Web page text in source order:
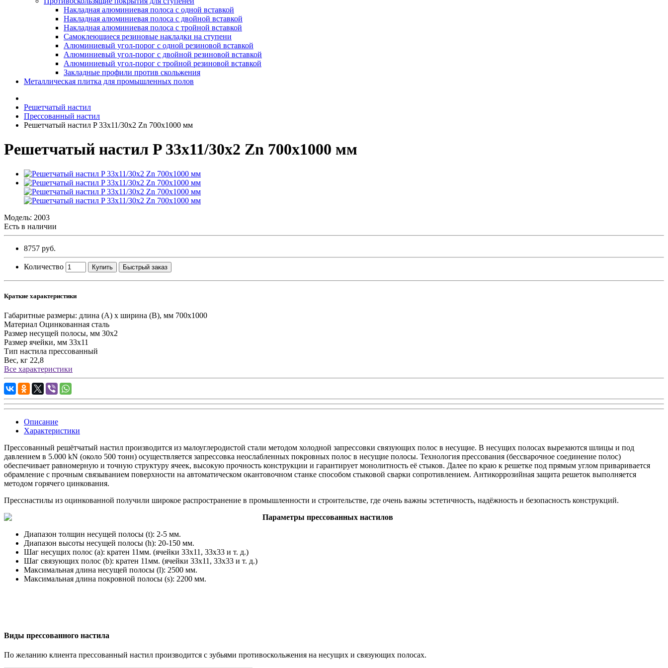
Накладная алюминиевая полоса с одной вставкой
Накладная алюминиевая полоса с двойной вставкой
Накладная алюминиевая полоса с тройной вставкой
Самоклеющиеся резиновые накладки на ступени
Алюминиевый угол-порог с одной резиновой вставкой
Алюминиевый угол-порог с двойной резиновой вставкой
Алюминиевый угол-порог с тройной резиновой вставкой
Закладные профили против скольжения
Металлическая плитка для промышленных полов
Решетчатый настил
Прессованный настил
Решетчатый настил P 33х11/30х2 Zn 700х1000 мм
Решетчатый настил P 33х11/30х2 Zn 700х1000 мм
Модель: 2003
Есть в наличии
8757 руб.
Количество Купить Быстрый заказ
Краткие характеристики
Габаритные размеры: длина (А) х ширина (В), мм 700х1000
Материал Оцинкованная сталь
Размер несущей полосы, мм 30х2
Размер ячейки, мм 33х11
Тип настила прессованный
Вес, кг 22,8
Все характеристики
Описание
Характеристики
Прессованный решётчатый настил производится из малоуглеродистой стали методом холодной запрессовки связующих полос в несущие. В несущих полосах вырезаются шлицы и под
давлением в 5.000 kN (около 500 тонн) осуществляется запрессовка неослабленных покровных полос в несущие полосы. Технология прессования (бессварочное соединение полос)
обеспечивает равномерную и точную структуру ячеек, высокую прочность конструкции и гарантирует монолитность её стыков. Далее по краю к решетке под прямым углом приваривается
обрамление с прочным связыванием поверхности на автоматическом окантовочном станке способом стыковой сварки сопротивлением. Антикоррозийная защита решеток выполняется
методом горячего цинкования.
Пресснастилы из оцинкованной получили широкое распространение в промышленности и строительстве, где очень важны эстетичность, надёжность и безопасность конструкций.
Параметры прессованных настилов
Диапазон толщин несущей полосы (t): 2-5 мм.
Диапазон высоты несущей полосы (h): 20-150 мм.
Шаг несущих полос (a): кратен 11мм. (ячейки 33х11, 33х33 и т. д.)
Шаг связующих полос (b): кратен 11мм. (ячейки 33х11, 33х33 и т. д.)
Максимальная длина несущей полосы (l): 2500 мм.
Максимальная длина покровной полосы (s): 2200 мм.
Виды прессованного настила
По желанию клиента прессованный настил производится с зубьями противоскольжения на несущих и связующих полосах.